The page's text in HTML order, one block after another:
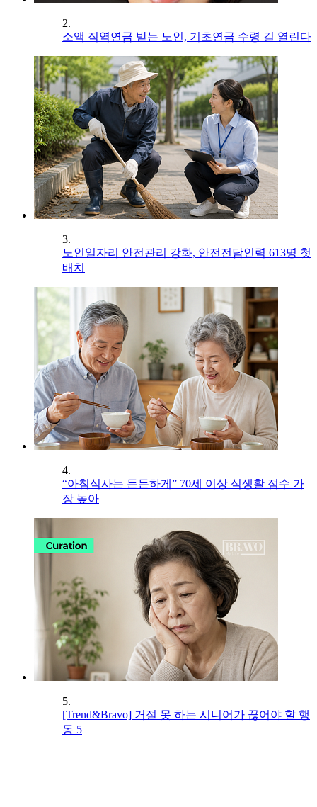
2.
소액 직역연금 받는 노인, 기초연금 수령 길 열린다
3.
노인일자리 안전관리 강화, 안전전담인력 613명 첫
배치
4.
“아침식사는 든든하게” 70세 이상 식생활 점수 가
장 높아
5.
[Trend&Bravo] 거절 못 하는 시니어가 끊어야 할 행
동 5